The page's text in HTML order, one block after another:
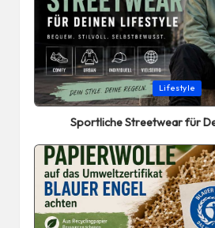
Posted
in
Lifestyle
Sportliche Streetwear für